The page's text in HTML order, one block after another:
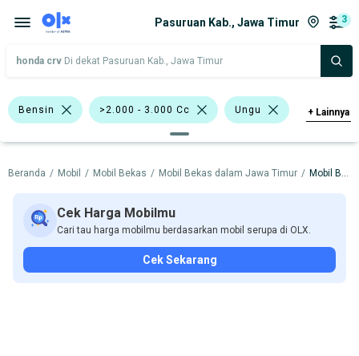
Pasuruan Kab., Jawa Timur 3
honda crv Di dekat Pasuruan Kab., Jawa Timur
Bensin >2.000 - 3.000 Cc Ungu
Merah
Harga Merek Dan Model Tahun
Tipe Bodi Tipe Membership
+ Lainnya
Beranda / Mobil / Mobil Bekas / Mobil Bekas dalam Jawa Timur / Mobil Bekas dalam Pasuruan Kab.
Cek Harga Mobilmu
Cari tau harga mobilmu berdasarkan mobil serupa di OLX.
Cek Sekarang